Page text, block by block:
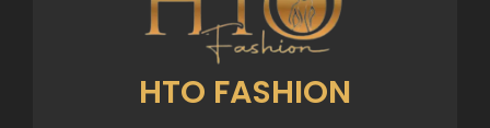
HTO FASHION